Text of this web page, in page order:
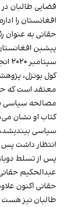
قضایی طالبان
افغانستان را
حقانی به عنوان
پیشین
سپتامبر ۲۰۲۰ انجام شد، به هیچ گونه توافقی دست نیافت.
کول بونزل،
معتقد است که
مصالحه سیاسی
کتاب او نشان
سیاسی
انتظار داشت پس
عبدالحکیم
حقانی اکنون
طالبان نیز هست